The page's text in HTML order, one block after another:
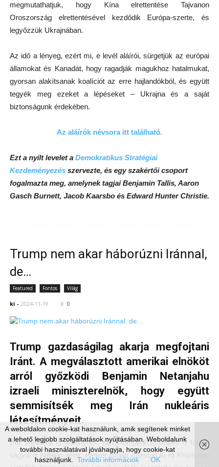
megmutathatjuk, hogy Kína elrettentése Tajvanon
Oroszország elrettentésével kezdődik Európa-szerte, és
legyőzzük Ukrajnában.
Az idő a lényeg, ezért mi, e levél aláírói, sürgetjük az európai
államokat és Kanadát, hogy ragadják magukhoz hatalmukat,
gyorsan alakítsanak koalíciót az erre hajlandókból, és együtt
tegyék meg ezeket a lépéseket – Ukrajna és a saját
biztonságunk érdekében.
Az aláírók névsora itt található.
Ezt a nyílt levelet a Demokratikus Stratégiai
Kezdeményezés szervezte, és egy szakértői csoport
fogalmazta meg, amelynek tagjai Benjamin Tallis, Aaron
Gasch Burnett, Jacob Kaarsbo és Edward Hunter Christie.
Trump nem akar háborúzni Iránnal,
de…
Featured Fontos Világ
ki - 2024-11-19 0
Trump gazdaságilag akarja megfojtani
Iránt. A megválasztott amerikai elnököt
arról győzködi Benjamin Netanjahu
izraeli miniszterelnök, hogy együtt
semmisítsék meg Irán nukleáris
létesítményeit.
Bár továbbra is érvényben van Trumppal szemben a fatwa,
vagyis a halálos ítélet, melyet amiatt mondott ki rá Khamenei
A weboldalon cookie-kat használunk, amik segítenek minket
a lehető legjobb szolgáltatások nyújtásában. Weboldalunk
további használatával jóváhagyja, hogy cookie-kat
használjunk.
További információk OK